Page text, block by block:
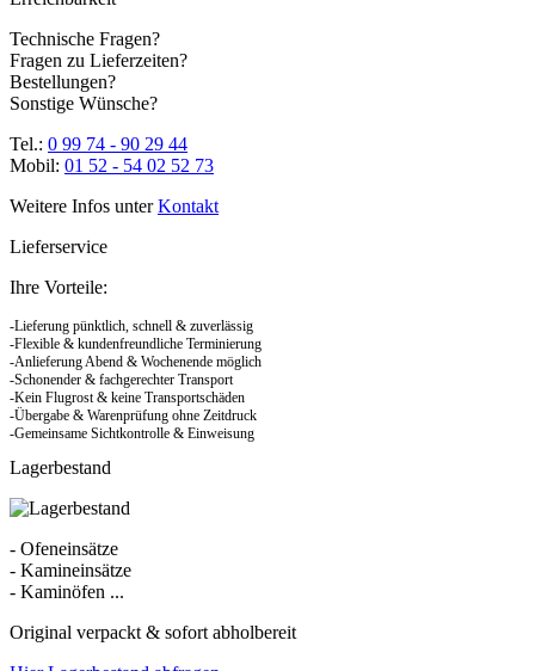
Technische Fragen?
Fragen zu Lieferzeiten?
Bestellungen?
Sonstige Wünsche?
Tel.: 0 99 74 - 90 29 44
Mobil: 01 52 - 54 02 52 73
Weitere Infos unterKontakt
Lieferservice
Ihre Vorteile:
-Lieferung pünktlich, schnell & zuverlässig
-Flexible & kundenfreundliche Terminierung
-Anlieferung Abend & Wochenende möglich
-Schonender & fachgerechter Transport
-Kein Flugrost & keine Transportschäden
-Übergabe & Warenprüfung ohne Zeitdruck
-Gemeinsame Sichtkontrolle & Einweisung
Lagerbestand
- Ofeneinsätze
- Kamineinsätze
- Kaminöfen ...
Original verpackt & sofort abholbereit